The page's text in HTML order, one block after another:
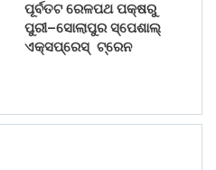
ପୂର୍ବତଟ ରେଳପଥ ପକ୍ଷରୁ
ପୁରୀ–ସୋଲାପୁର ସ୍ପେଶାଲ୍
ଏକ୍ସପ୍ରେସ୍ ଟ୍ରେନ